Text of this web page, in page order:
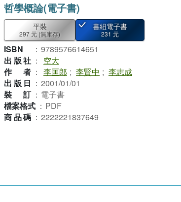
哲學概論(電子書)
平裝
297 元 (無庫存)
書紐電子書
231 元
ISBN ： 9789576614651
出版社 ：
空大
作者 ： 李匡郎 ; 李賢中 ; 李志成
出版日 ： 2001/01/01
裝訂 ： 電子書
檔案格式 ： PDF
商品碼 ： 2222221837649